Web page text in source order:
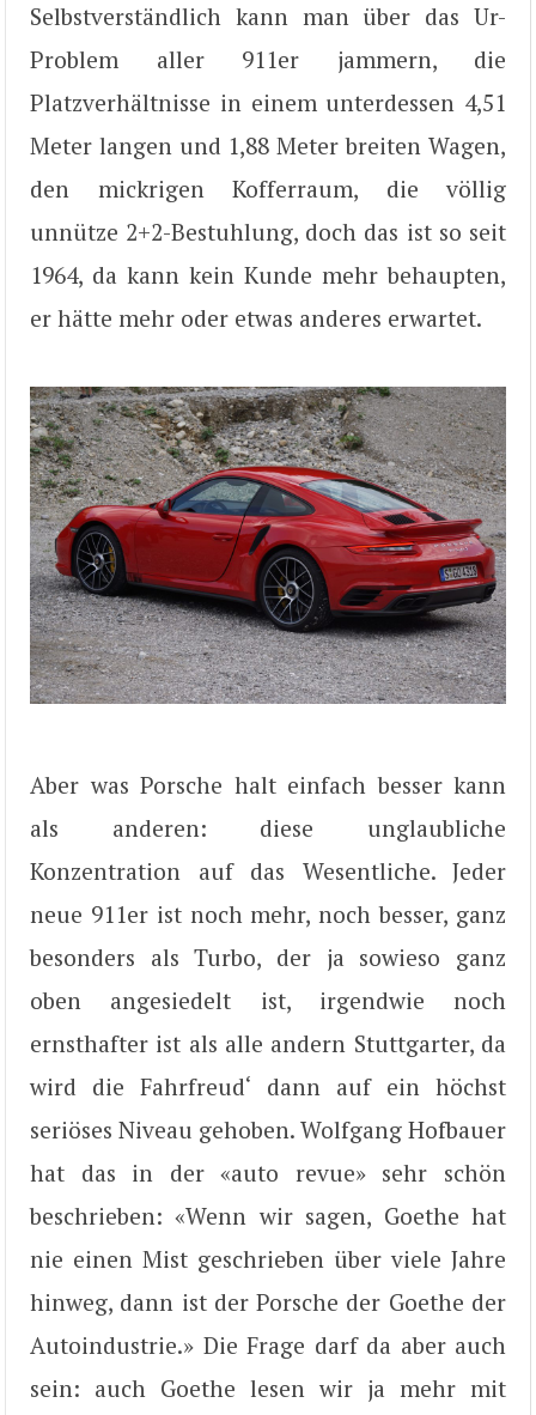
Selbstverständlich kann man über das Ur-
Problem aller 911er jammern, die
Platzverhältnisse in einem unterdessen 4,51
Meter langen und 1,88 Meter breiten Wagen,
den mickrigen Kofferraum, die völlig
unnütze 2+2-Bestuhlung, doch das ist so seit
1964, da kann kein Kunde mehr behaupten,
er hätte mehr oder etwas anderes erwartet.
Aber was Porsche halt einfach besser kann
als anderen: diese unglaubliche
Konzentration auf das Wesentliche. Jeder
neue 911er ist noch mehr, noch besser, ganz
besonders als Turbo, der ja sowieso ganz
oben angesiedelt ist, irgendwie noch
ernsthafter ist als alle andern Stuttgarter, da
wird die Fahrfreud‘ dann auf ein höchst
seriöses Niveau gehoben. Wolfgang Hofbauer
hat das in der «auto revue» sehr schön
beschrieben: «Wenn wir sagen, Goethe hat
nie einen Mist geschrieben über viele Jahre
hinweg, dann ist der Porsche der Goethe der
Autoindustrie.» Die Frage darf da aber auch
sein: auch Goethe lesen wir ja mehr mit